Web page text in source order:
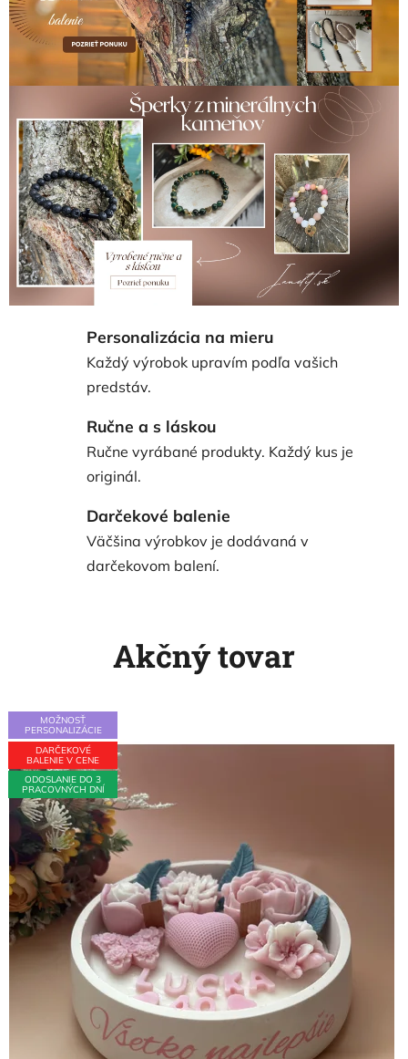
Personalizácia na mieru
Každý výrobok upravím podľa vašich
predstáv.
Ručne a s láskou
Ručne vyrábané produkty. Každý kus je
originál.
Darčekové balenie
Väčšina výrobkov je dodávaná v
darčekovom balení.
Akčný tovar
MOŽNOSŤ
PERSONALIZÁCIE
MOŽNOSŤ
PERSONALIZÁCIE
DARČEKOVÉ
BALENIE V CENE
ODOSLANIE DO 3
PRACOVNÝCH DNÍ